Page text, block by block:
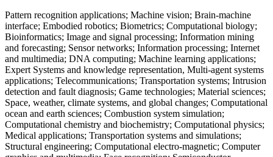
Pattern recognition applications; Machine vision; Brain-machine
interface; Embodied robotics; Biometrics; Computational biology;
Bioinformatics; Image and signal processing; Information mining
and forecasting; Sensor networks; Information processing; Internet
and multimedia; DNA computing; Machine learning applications;
Expert Systems and knowledge representation, Multi-agent systems
applications; Telecommunications; Transportation systems; Intrusion
detection and fault diagnosis; Game technologies; Material sciences;
Space, weather, climate systems, and global changes; Computational
ocean and earth sciences; Combustion system simulation;
Computational chemistry and biochemistry; Computational physics;
Medical applications; Transportation systems and simulations;
Structural engineering; Computational electro-magnetic; Computer